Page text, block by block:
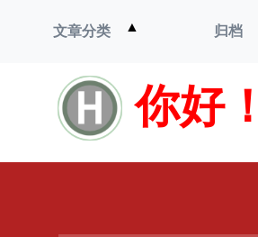
你好
文章分类 ▲
单
归档